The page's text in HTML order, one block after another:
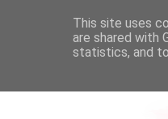
This site uses
are shared with
statistics, and